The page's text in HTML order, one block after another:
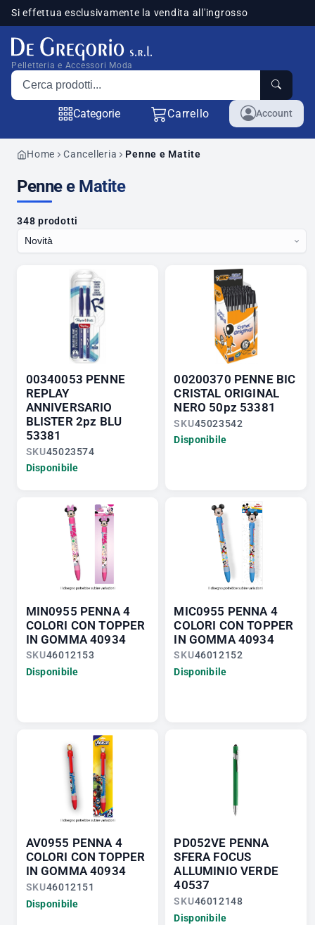
Si effettua esclusivamente la vendita all'ingrosso
Pelletteria e Accessori Moda
Cerca prodotti
Categorie Carrello Account
Home Cancelleria Penne e Matite
Penne e Matite
348 prodotti
00340053 PENNE
REPLAY
ANNIVERSARIO
BLISTER 2pz BLU
53381
SKU45023574
Disponibile
00200370 PENNE BIC
CRISTAL ORIGINAL
NERO 50pz 53381
SKU45023542
Disponibile
MIN0955 PENNA 4
COLORI CON TOPPER
IN GOMMA 40934
SKU46012153
Disponibile
MIC0955 PENNA 4
COLORI CON TOPPER
IN GOMMA 40934
SKU46012152
Disponibile
AV0955 PENNA 4
COLORI CON TOPPER
IN GOMMA 40934
SKU46012151
Disponibile
PD052VE PENNA
SFERA FOCUS
ALLUMINIO VERDE
40537
SKU46012148
Disponibile